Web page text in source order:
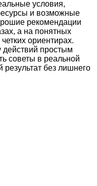
условия,
и возможные
рекомендации
а на понятных
ориентирах.
действий простым
советы в реальной
без лишнего